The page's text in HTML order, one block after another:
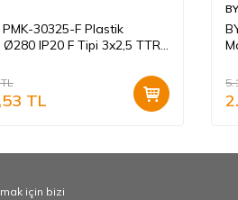
PMK-30325-F Plastik
IP20 F Tipi 3x2,5 TTR
TL
için bizi